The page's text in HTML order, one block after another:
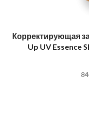
Корректирующая
Up UV Essence